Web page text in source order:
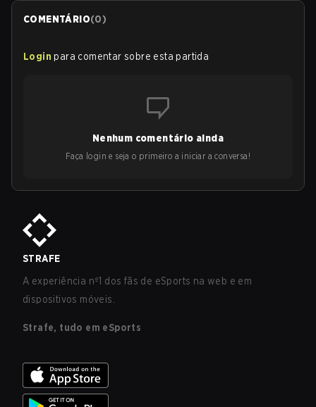
COMENTÁRIO(0)
Login para comentar sobre esta partida
Nenhum comentário ainda
Faça login e seja o primeiro a iniciar a conversa!
STRAFE
A experiência nº1 dos fãs de eSports na web e em
dispositivos móveis.
Strafe, tudo em eSports